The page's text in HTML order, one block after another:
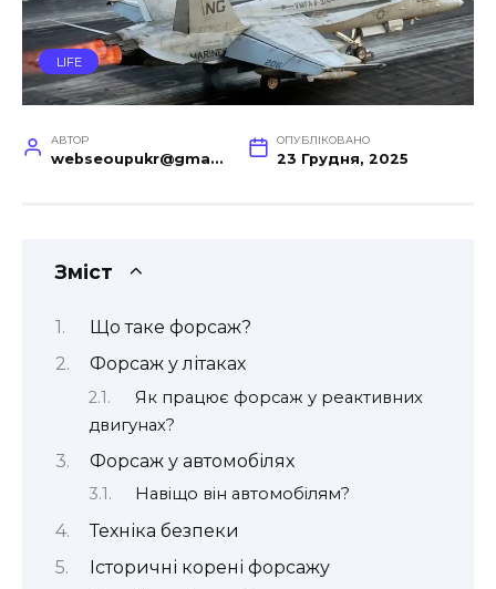
LIFE
АВТОР
webseoupukr@gmail.com
ОПУБЛІКОВАНО
23 Грудня, 2025
Зміст
Що таке форсаж?
Форсаж у літаках
Як працює форсаж у реактивних
двигунах?
Форсаж у автомобілях
Навіщо він автомобілям?
Техніка безпеки
Історичні корені форсажу